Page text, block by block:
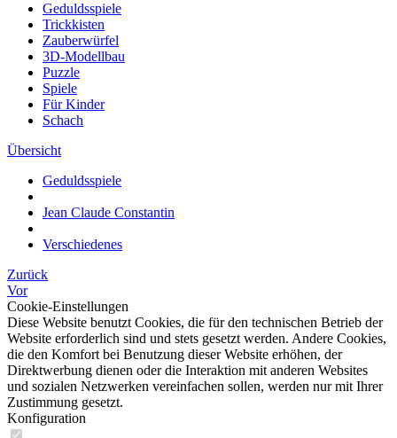
Geduldsspiele
Trickkisten
Zauberwürfel
3D-Modellbau
Puzzle
Spiele
Für Kinder
Schach
Übersicht
Geduldsspiele
Jean Claude Constantin
Verschiedenes
Zurück
Vor
Cookie-Einstellungen
Diese Website benutzt Cookies, die für den technischen Betrieb der
Website erforderlich sind und stets gesetzt werden. Andere Cookies,
die den Komfort bei Benutzung dieser Website erhöhen, der
Direktwerbung dienen oder die Interaktion mit anderen Websites
und sozialen Netzwerken vereinfachen sollen, werden nur mit Ihrer
Zustimmung gesetzt.
Konfiguration